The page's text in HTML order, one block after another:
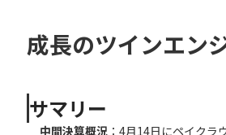
成長のツインエン
サマリー
中間決算概況 ：4月14日にペイク